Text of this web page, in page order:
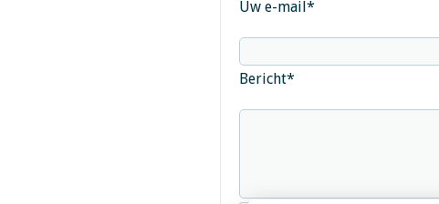
Uw e-mail*
Bericht*